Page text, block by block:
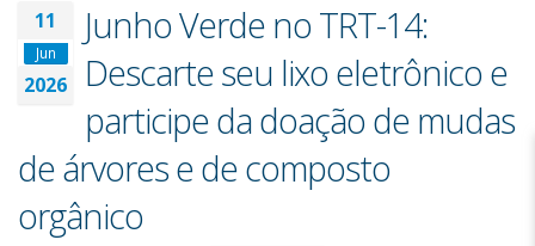
11
Jun
2026
Junho Verde no TRT-14:
Descarte seu lixo eletrônico e
participe da doação de mudas
de árvores e de composto
orgânico